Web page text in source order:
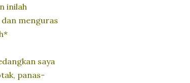
inilah
menguras
saya
panas-